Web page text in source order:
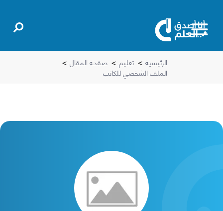
الرئيسية > تعليم > صفحة المقال >
الملف الشخصي للكاتب